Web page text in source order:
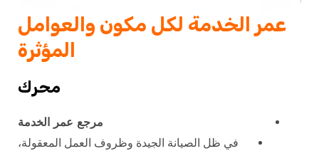
عمر الخدمة لكل مكون والعوامل
المؤثرة
محرك
مرجع عمر الخدمة
في ظل الصيانة الجيدة وظروف العمل المعقولة،